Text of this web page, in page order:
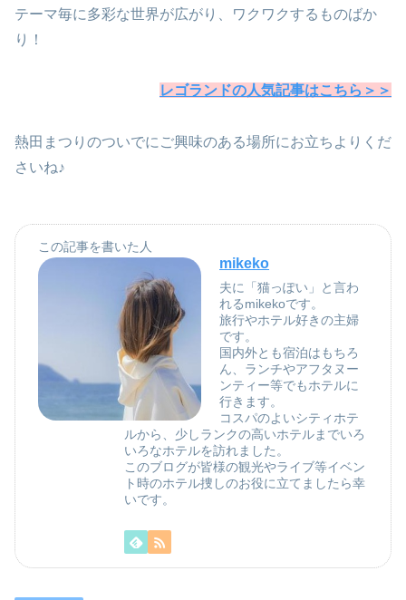
テーマ毎に多彩な世界が広がり、ワクワクするものばか
り！
レゴランドの人気記事はこちら＞＞
熱田まつりのついでにご興味のある場所にお立ちよりくだ
さいね♪
この記事を書いた人
mikeko
夫に「猫っぽい」と言わ
れるmikekoです。
旅行やホテル好きの主婦
です。
国内外とも宿泊はもちろ
ん、ランチやアフタヌー
ンティー等でもホテルに
行きます。
コスパのよいシティホテ
ルから、少しランクの高いホテルまでいろ
いろなホテルを訪れました。
このブログが皆様の観光やライブ等イベン
ト時のホテル捜しのお役に立てましたら幸
いです。